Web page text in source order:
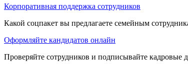
Корпоративная поддержка сотрудников
Какой соцпакет вы предлагаете семейным
Оформляйте кандидатов онлайн
Проверяйте сотрудников и подписывайте кадровые